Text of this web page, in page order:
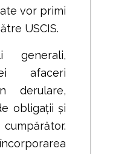
vor primi
USCIS.
generali,
afaceri
derulare,
obligații și